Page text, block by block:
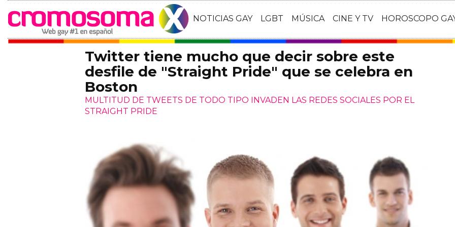
NOTICIAS GAY LGBT MÚSICA CINE Y TV HOROSCOPO
Twitter tiene mucho que decir sobre este
desfile de "Straight Pride" que se celebra en
Boston
MULTITUD DE TWEETS DE TODO TIPO INVADEN LAS REDES SOCIALES POR EL
STRAIGHT PRIDE